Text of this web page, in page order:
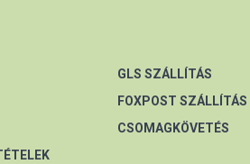
GLS SZÁLLÍTÁS
FOXPOST SZÁLLÍTÁS
CSOMAGKÖVETÉS